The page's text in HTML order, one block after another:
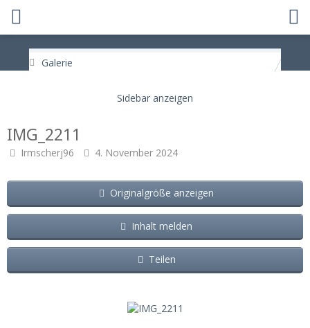
Galerie
IMG_2211
Irmscherj96 4. November 2024
Originalgröße anzeigen
Inhalt melden
Teilen